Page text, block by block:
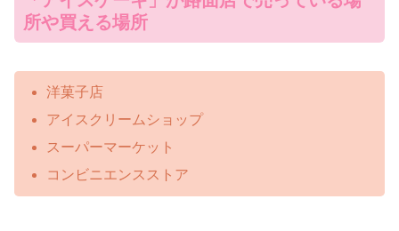
所や買える場所
洋菓子店
アイスクリームショップ
スーパーマーケット
コンビニエンスストア